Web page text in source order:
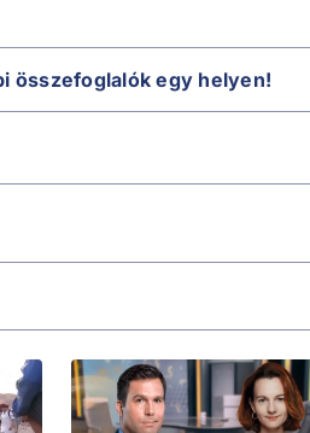
összefoglalók egy helyen!